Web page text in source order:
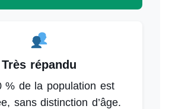
Très répandu
% de la population est
sans distinction d’âge.